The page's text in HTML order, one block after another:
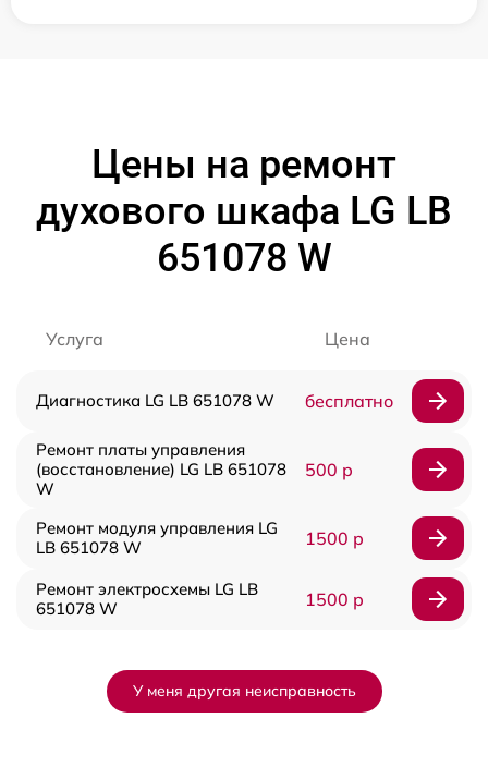
Цены на ремонт
духового шкафа LG LB
651078 W
Услуга Цена
Диагностика LG LB 651078 W бесплатно
Ремонт платы управления
(восстановление) LG LB 651078
W
500 р
Ремонт модуля управления LG
LB 651078 W
1500 р
Ремонт электросхемы LG LB
651078 W
1500 р
У меня другая неисправность